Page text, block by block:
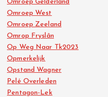
Omroep Gelderland
Omroep West
Omroep Zeeland
Omrop Fryslân
Op Weg Naar Tk2023
Opmerkelijk
Opstand Wagner
Pelé Overleden
Pentagon-Lek